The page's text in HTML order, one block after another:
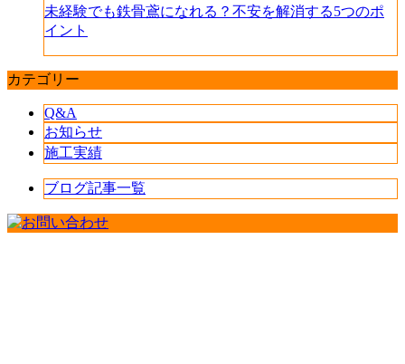
未経験でも鉄骨鳶になれる？不安を解消する5つのポ
イント
カテゴリー
Q&A
お知らせ
施工実績
ブログ記事一覧